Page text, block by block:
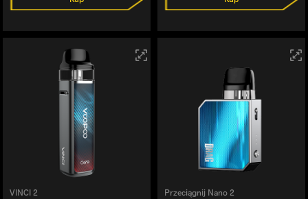
VINCI 2 Przeciągnij Nano 2